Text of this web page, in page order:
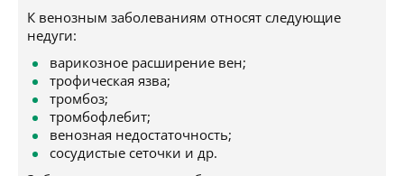
К венозным заболеваниям относят следующие
недуги:
варикозное расширение вен;
трофическая язва;
тромбоз;
тромбофлебит;
венозная недостаточность;
сосудистые сеточки и др.